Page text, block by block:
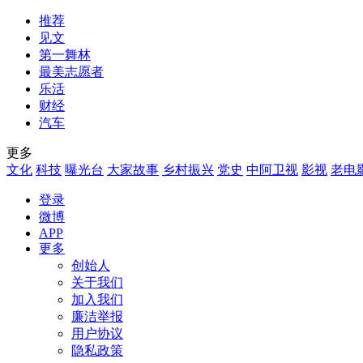
推荐
见文
第一舞林
最美志愿者
乐活
财经
汽车
更多
文化 科技 曝光台 大家故事 乡村振兴 党史 中阿卫视 影视 老电
登录
微博
APP
更多
创始人
关于我们
加入我们
廉洁举报
用户协议
隐私政策